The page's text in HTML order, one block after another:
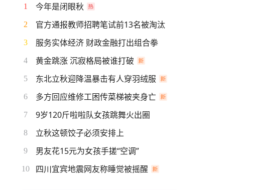
1 今年是闭眼秋
2 官方通报教师招聘笔试前13名被淘汰
3 服务实体经济 财政金融打出组合拳
4 黄金跳涨 沉寂格局被谁打破
5 东北立秋迎降温暴击有人穿羽绒服
6 多方回应维修工困传菜梯被夹身亡
7 9岁120斤啦啦队女孩跳舞火出圈
8 立秋这顿饺子必须安排上
9 男友花15元为女孩手搓“空调”
10 四川宜宾地震网友称睡觉被摇醒